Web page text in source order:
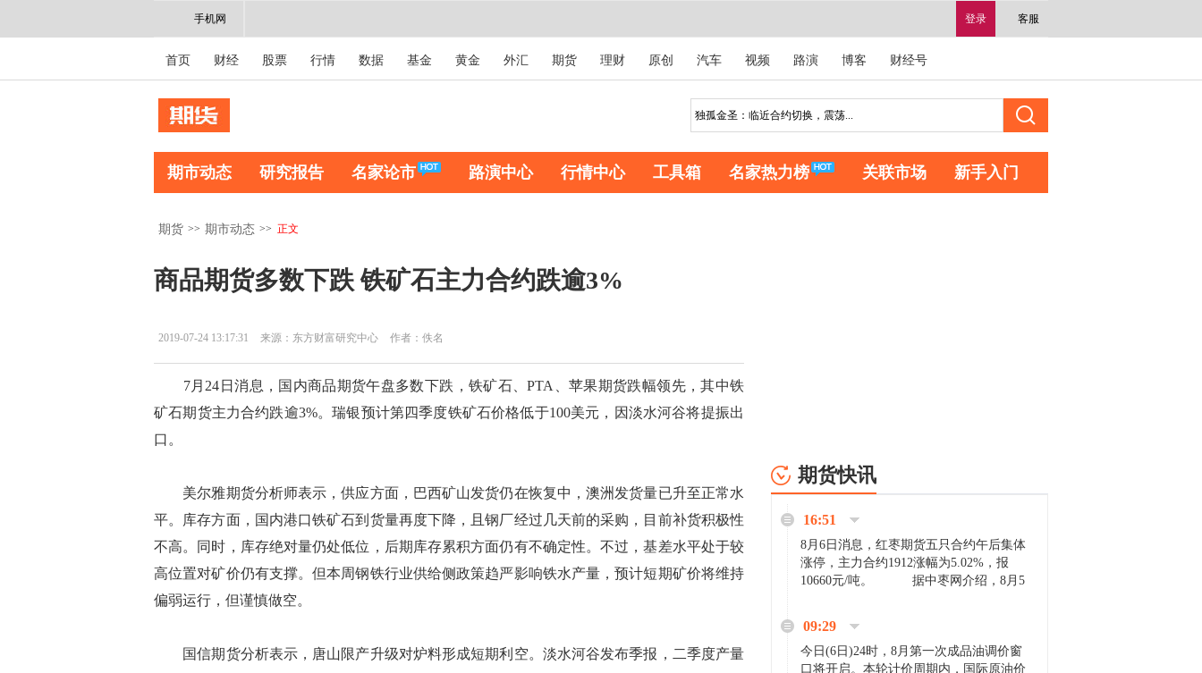
登录 客服
手机网
首页 财经 股票 行情 数据 基金 黄金 外汇 期货 理财 原创 汽车 视频 路演 博客 财经号
期市动态 研究报告 名家论市 路演中心 行情中心 工具箱 名家热力榜 关联市场 新手入门
期货 >> 期市动态 >> 正文
商品期货多数下跌 铁矿石主力合约跌逾3%
2019-07-24 13:17:31 来源：东方财富研究中心 作者：佚名
7月24日消息，国内商品期货午盘多数下跌，铁矿石、PTA、苹果期货跌幅领先，其中铁
矿石期货主力合约跌逾3%。瑞银预计第四季度铁矿石价格低于100美元，因淡水河谷将提振出
口。
美尔雅期货分析师表示，供应方面，巴西矿山发货仍在恢复中，澳洲发货量已升至正常水
平。库存方面，国内港口铁矿石到货量再度下降，且钢厂经过几天前的采购，目前补货积极性
不高。同时，库存绝对量仍处低位，后期库存累积方面仍有不确定性。不过，基差水平处于较
高位置对矿价仍有支撑。但本周钢铁行业供给侧政策趋严影响铁水产量，预计短期矿价将维持
偏弱运行，但谨慎做空。
国信期货分析表示，唐山限产升级对炉料形成短期利空。淡水河谷发布季报，二季度产量
期货快讯
16:51
8月6日消息，红枣期货五只合约午后集体
涨停，主力合约1912涨幅为5.02%，报
10660元/吨。 据中枣网介绍，8月5
家好货依旧惜售挺...
09:29
今日(6日)24时，8月第一次成品油调价窗
口将开启。本轮计价周期内，国际原油价